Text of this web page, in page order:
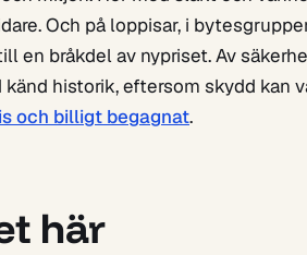
Och på loppisar, i
en bråkdel av nypriset. Av
historik, eftersom skydd kan
och billigt begagnat.
här